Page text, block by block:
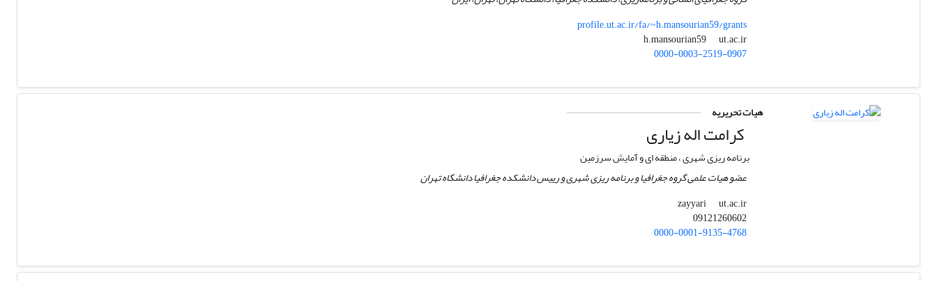
profile.ut.ac.ir/fa/~h.mansourian59/grants
h.mansourian59
ut.ac.ir
0000-0003-2519-0907
هیات تحریریه
کرامت اله زیاری
برنامه ریزی شهری ، منطقه ای و آمایش سرزمین
عضو هیات علمی گروه جغرافیا و برنامه ریزی شهری و رییس دانشکده جغرافیا دانشگاه تهران
zayyari
ut.ac.ir
09121260602
0000-0001-9135-4768